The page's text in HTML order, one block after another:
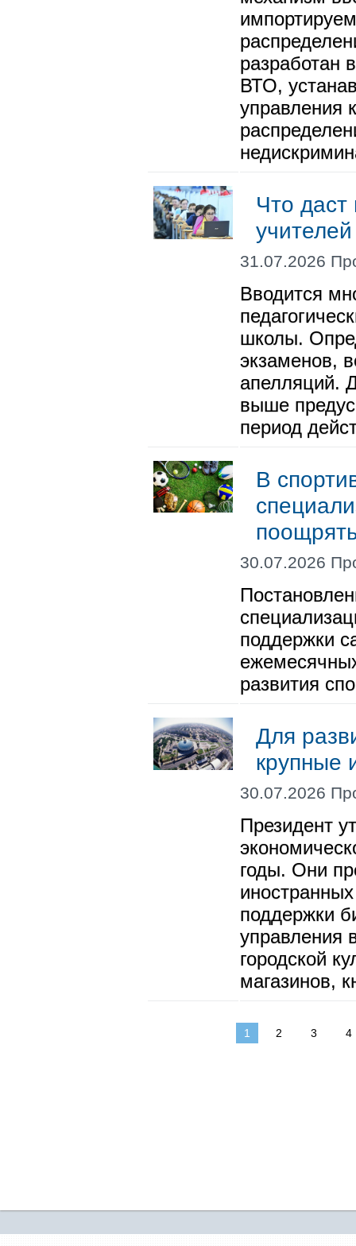
разработан
ВТО,
управления
Что
учителей
31.07.2026
Вводится
школы.
экзаменов,
апелляций.
выше
период
В
30.07.2026
поддержки
развития
Для
крупные
30.07.2026
Президент
годы. Они
поддержки
управления
городской
магазинов,
1 2 3 4